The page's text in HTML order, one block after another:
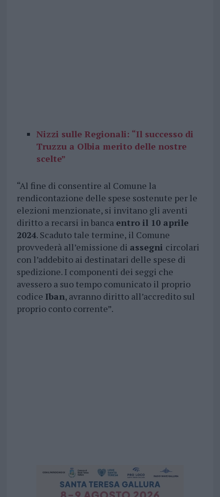
Nizzi sulle Regionali: “Il successo di
Truzzu a Olbia merito delle nostre
scelte”
“Al fine di consentire al Comune la
rendicontazione delle spese sostenute per le
elezioni menzionate, si invitano gli aventi
diritto a recarsi in banca entro il 10 aprile
2024. Scaduto tale termine, il Comune
provvederà all’emissione di assegni circolari
con l’addebito ai destinatari delle spese di
spedizione. I componenti dei seggi che
avessero a suo tempo comunicato il proprio
codice Iban, avranno diritto all’accredito sul
proprio conto corrente”.